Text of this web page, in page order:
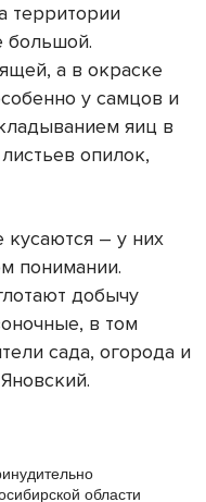
территории
большой.
а в окраске
у самцов и
яиц в
опилок,
– у них
понимании.
добычу
в том
сада, огорода и
области